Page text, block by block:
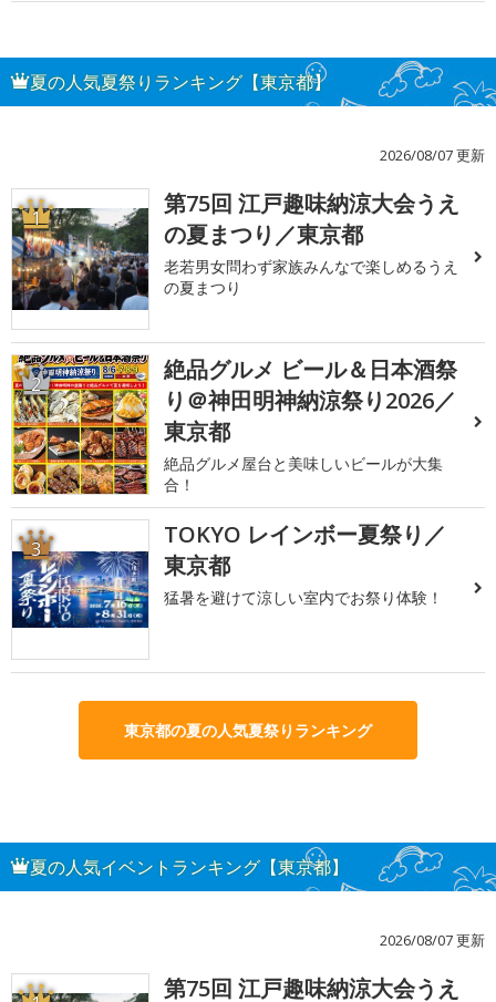
夏の人気夏祭りランキング【東京都】
2026/08/07 更新
1
第75回 江戸趣味納涼大会うえ
の夏まつり／東京都
老若男女問わず家族みんなで楽しめるうえ
の夏まつり
2
絶品グルメ ビール＆日本酒祭
り＠神田明神納涼祭り2026／
東京都
絶品グルメ屋台と美味しいビールが大集
合！
3
TOKYO レインボー夏祭り／
東京都
猛暑を避けて涼しい室内でお祭り体験！
東京都の夏の人気夏祭りランキング
夏の人気イベントランキング【東京都】
2026/08/07 更新
第75回 江戸趣味納涼大会うえ